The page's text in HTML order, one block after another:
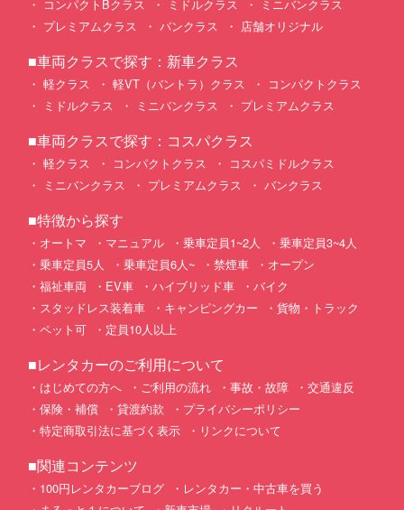
コンパクトBクラス
ミドルクラス
ミニバンクラス
プレミアムクラス
バンクラス 店舗オリジナル
■車両クラスで探す：新車クラス
軽クラス 軽VT（バントラ）クラス
コンパクトクラス
ミドルクラス
ミニバンクラス プレミアムクラス
■車両クラスで探す：コスパクラス
軽クラス コンパクトクラス
コスパミドルクラス
ミニバンクラス
プレミアムクラス バンクラス
■特徴から探す
オートマ マニュアル 乗車定員1~2人
乗車定員3~4人
乗車定員5人
乗車定員6人~ 禁煙車
オープン
福祉車両
EV車 ハイブリッド車
バイク
スタッドレス装着車
キャンピングカー
貨物・トラック
ペット可
定員10人以上
■レンタカーのご利用について
はじめての方へ ご利用の流れ 事故・故障
交通違反
保険・補償
貸渡約款
プライバシーポリシー
特定商取引法に基づく表示
リンクについて
■関連コンテンツ
100円レンタカーブログ
レンタカー・中古車を買う